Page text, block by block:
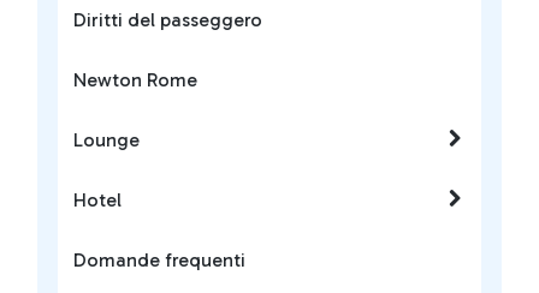
Diritti del passeggero
Newton Rome
Lounge
Hotel
Domande frequenti